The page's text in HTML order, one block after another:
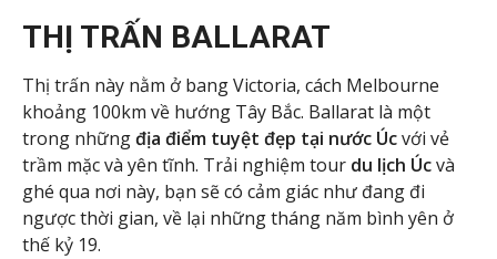
THỊ TRẤN BALLARAT
Thị trấn này nằm ở bang Victoria, cách Melbourne
khoảng 100km về hướng Tây Bắc. Ballarat là một
trong nhữngđịa điểm tuyệt đẹp tại nước Úcvới vẻ
trầm mặc và yên tĩnh. Trải nghiệm tour du lịch Úcvà
ghé qua nơi này, bạn sẽ có cảm giác như đang đi
ngược thời gian, về lại những tháng năm bình yên ở
thế kỷ 19.